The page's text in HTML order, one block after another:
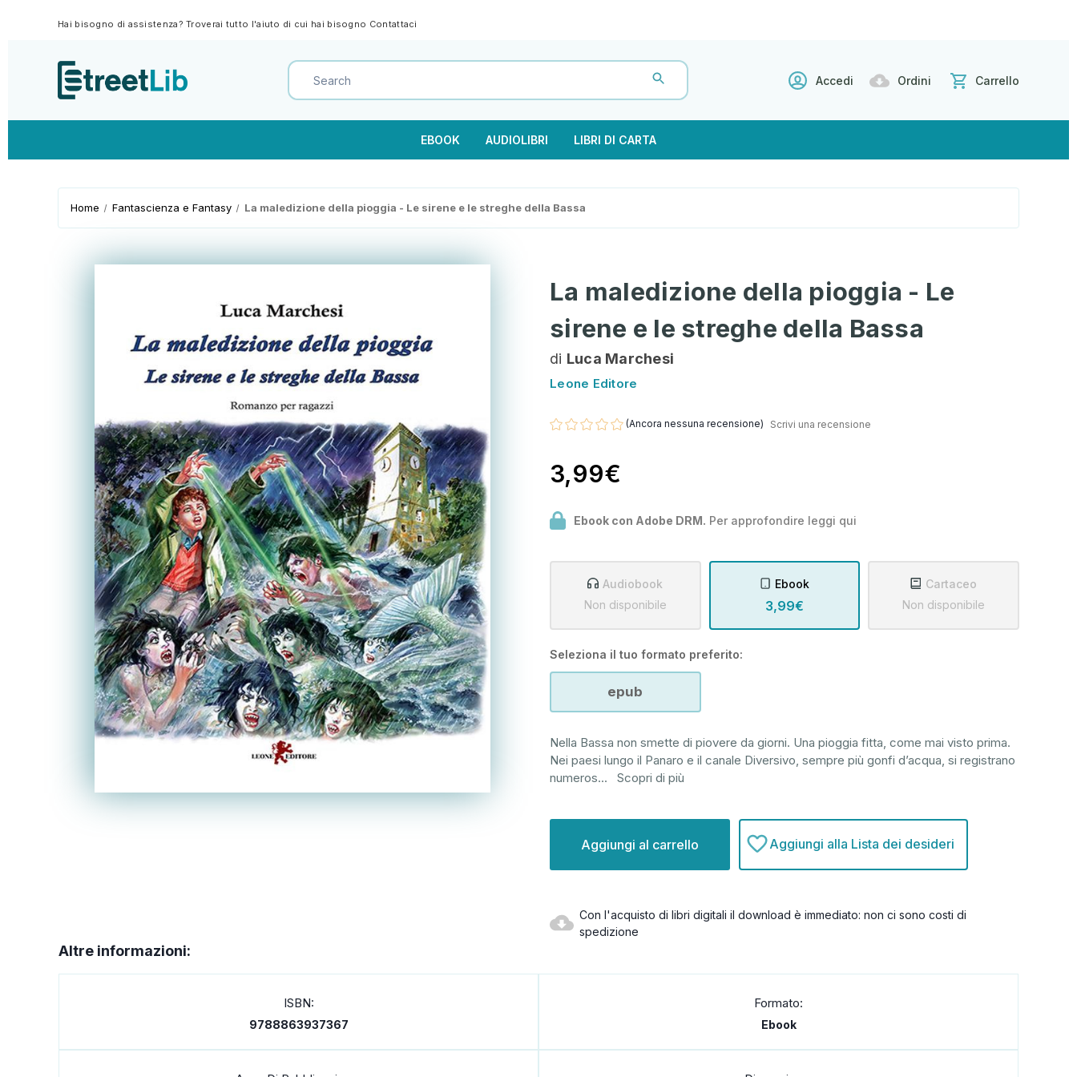
Hai bisogno di assistenza? Troverai tutto l'aiuto di cui hai bisogno Contattaci
Accedi Ordini Carrello
EBOOK AUDIOLIBRI LIBRI DI CARTA
Home Fantascienza e Fantasy La maledizione della pioggia - Le sirene e le streghe della Bassa
La maledizione della pioggia - Le
sirene e le streghe della Bassa
di Luca Marchesi
Leone Editore
(Ancora nessuna recensione) Scrivi una recensione
3,99€
Ebook con Adobe DRM. Per approfondire leggi qui
Audiobook
Non disponibile
Ebook
3,99€
Cartaceo
Non disponibile
Seleziona il tuo formato preferito:
epub
Nella Bassa non smette di piovere da giorni. Una pioggia fitta, come mai visto prima.
Nei paesi lungo il Panaro e il canale Diversivo, sempre più gonfi d’acqua, si registrano
numeros... Scopri di più
attuale:
Aggiungi alla Lista dei desideri
Con l'acquisto di libri digitali il download è immediato: non ci sono costi di
spedizione
Altre informazioni:
ISBN:
9788863937367
Formato:
Ebook